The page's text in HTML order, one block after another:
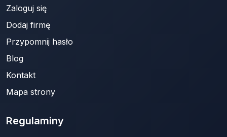
Zaloguj się
Dodaj firmę
Przypomnij hasło
Blog
Kontakt
Mapa strony
Regulaminy